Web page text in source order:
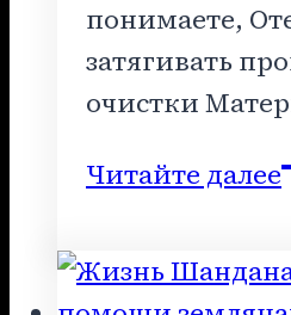
понимаете,
затягивать
очистки
Читайте далее